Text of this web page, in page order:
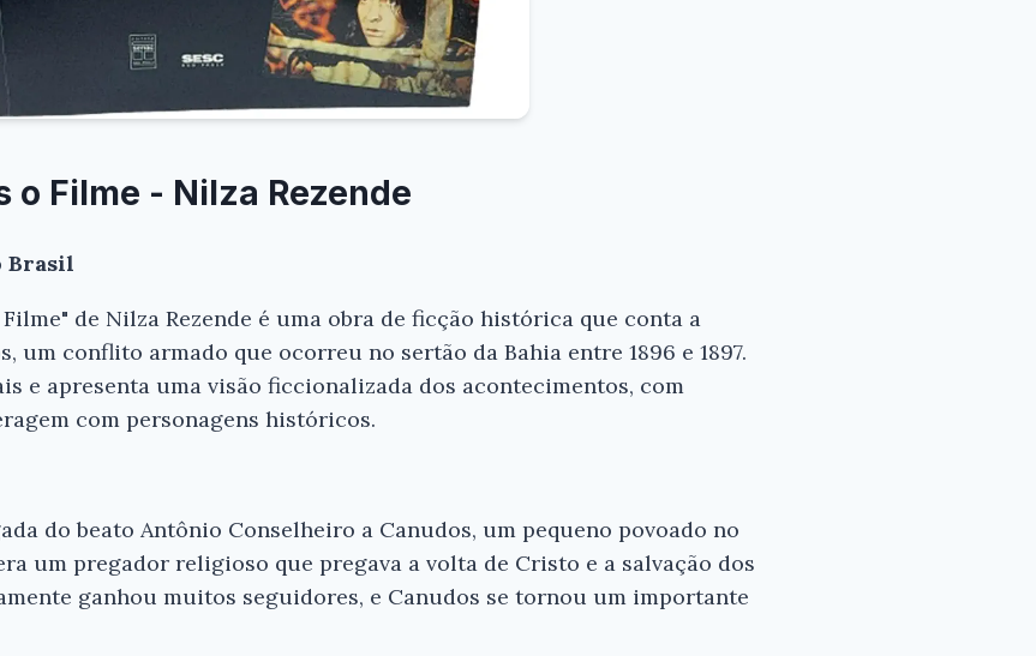
o Filme - Nilza Rezende
Brasil
de Nilza Rezende é uma obra de ficção histórica que conta a
um conflito armado que ocorreu no sertão da Bahia entre 1896 e 1897.
e apresenta uma visão ficcionalizada dos acontecimentos, com
com personagens históricos.
do beato Antônio Conselheiro a Canudos, um pequeno povoado no
um pregador religioso que pregava a volta de Cristo e a salvação dos
ganhou muitos seguidores, e Canudos se tornou um importante